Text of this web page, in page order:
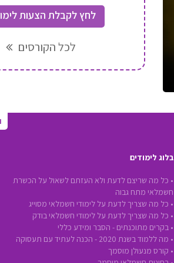
כל מה
לחץ לקבלת הצעות
לכל הקורסים
בלוג לימודים
• כל מה שריצם לדעת ולא העזתם לשאול על הכשרת
חשמלאי מתח גבוה
• כל מה שצריך לדעת על לימודי חשמלאי מסוייג
• כל מה שצריך לדעת על לימודי חשמלאי בודק
• בקרים מתוכנתים - הסבר ומידע כללי
• מה ללמוד בשנת 2020 - הכנה לעתיד עם תעסוקה
• קורס מנעולן מוסמך